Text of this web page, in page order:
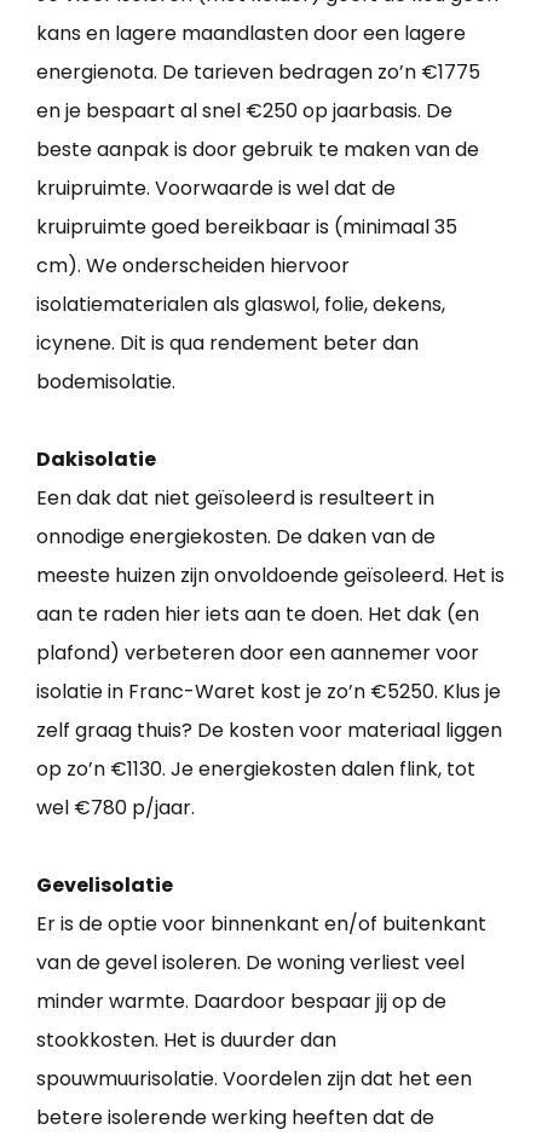
kans en lagere maandlasten door een lagere
energienota. De tarieven bedragen zo’n €1775
en je bespaart al snel €250 op jaarbasis. De
beste aanpak is door gebruik te maken van de
kruipruimte. Voorwaarde is wel dat de
kruipruimte goed bereikbaar is (minimaal 35
cm). We onderscheiden hiervoor
isolatiematerialen als glaswol, folie, dekens,
icynene. Dit is qua rendement beter dan
bodemisolatie.
Dakisolatie
Een dak dat niet geïsoleerd is resulteert in
onnodige energiekosten. De daken van de
meeste huizen zijn onvoldoende geïsoleerd. Het is
aan te raden hier iets aan te doen. Het dak (en
plafond) verbeteren door een aannemer voor
isolatie in Franc-Waret kost je zo’n €5250. Klus je
zelf graag thuis? De kosten voor materiaal liggen
op zo’n €1130. Je energiekosten dalen flink, tot
wel €780 p/jaar.
Gevelisolatie
Er is de optie voor binnenkant en/of buitenkant
van de gevel isoleren. De woning verliest veel
minder warmte. Daardoor bespaar jij op de
stookkosten. Het is duurder dan
spouwmuurisolatie. Voordelen zijn dat het een
betere isolerende werking heeften dat de